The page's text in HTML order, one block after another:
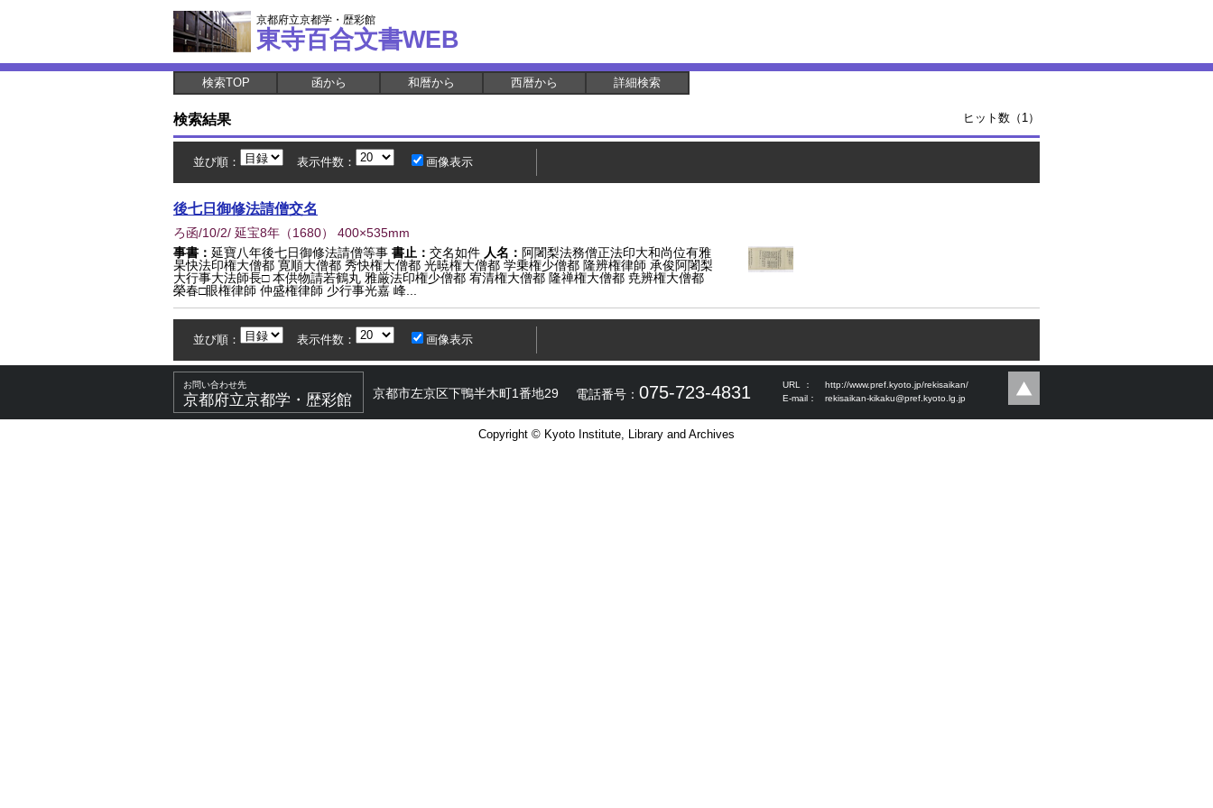
京都府立京都学・歴彩館
東寺百合文書WEB
検索TOP 函から 和暦から 西暦から 詳細検索
検索結果 ヒット数（1）
並び順： 表示件数： 画像表示
後七日御修法請僧交名
ろ函/10/2/ 延宝8年 （1680） 400×535mm
事書： 延寶八年後七日御修法請僧等事 書止： 交名如件 人名： 阿闍梨法務僧正法印大和尚位有雅
杲快法印権大僧都 寛順大僧都 秀快権大僧都 光暁権大僧都 学乗権少僧都 隆辨権律師 承俊阿闍梨
大行事大法師長□ 本供物請若鶴丸 雅厳法印権少僧都 宥清権大僧都 隆禅権大僧都 尭辨権大僧都
榮春□眼権律師 仲盛権律師 少行事光嘉 峰...
並び順： 表示件数： 画像表示
お問い合わせ先
京都府立京都学・歴彩館 京都市左京区下鴨半木町1番地29 電話番号： 075-723-4831 URL ：
http://www.pref.kyoto.jp/rekisaikan/
E-mail：
rekisaikan-kikaku@pref.kyoto.lg.jp
Copyright © Kyoto Institute, Library and Archives